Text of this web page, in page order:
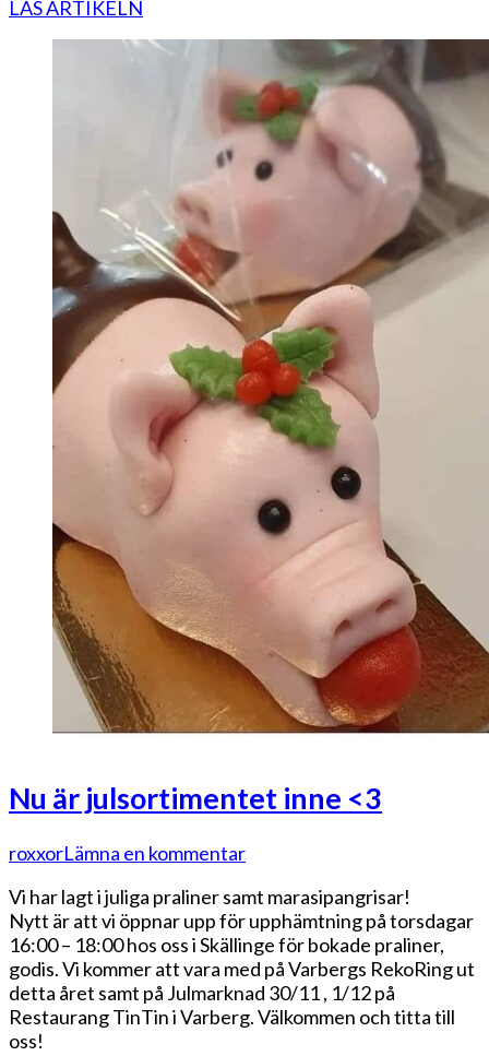
LÄS ARTIKELN
Nu är julsortimentet inne <3
roxxorLämna en kommentarpå
är
julsortimentet
inne
<3
Vi har lagt i juliga praliner samt marasipangrisar!
Nytt är att vi öppnar upp för upphämtning på torsdagar
16:00 – 18:00 hos oss i Skällinge för bokade praliner,
godis. Vi kommer att vara med på Varbergs RekoRing ut
detta året samt på Julmarknad 30/11 , 1/12 på
Restaurang TinTin i Varberg. Välkommen och titta till
oss!